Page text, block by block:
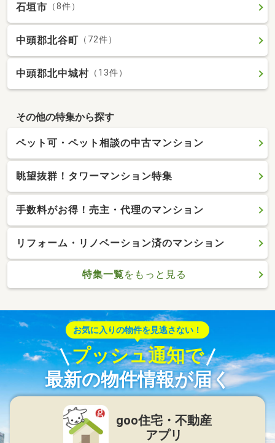
石垣市 （8件）
中頭郡北谷町 （72件）
中頭郡北中城村 （13件）
その他の特集から探す
ペット可・ペット相談の中古マンション
眺望抜群！タワーマンション特集
手数料がお得！売主・代理のマンション
リフォーム・リノベーション済のマンション
特集一覧をもっと見る
お気に入りの物件を見逃さない！
プッシュ通知で
最新の物件情報が届く
goo住宅・不動産
アプリ